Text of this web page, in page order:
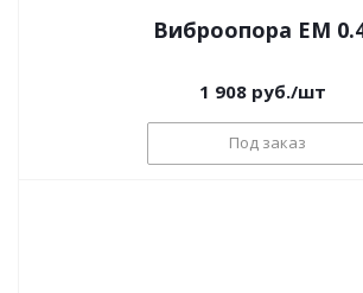
Виброопора EM
1 908 руб./шт
Под заказ